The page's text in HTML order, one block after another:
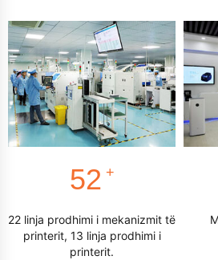
56 +
22 linja prodhimi i mekanizmit të
printerit, 13 linja prodhimi i
printerit.